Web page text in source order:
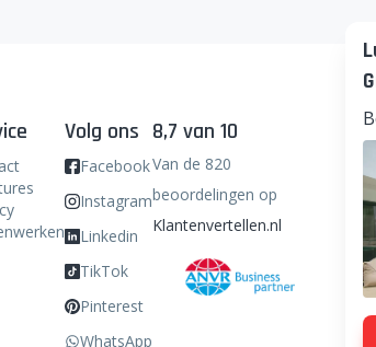
8,7 van 10
Van de 820
beoordelingen op
Klantenvertellen.nl
Volg ons
Facebook
Instagram
Linkedin
TikTok
Pinterest
WhatsApp